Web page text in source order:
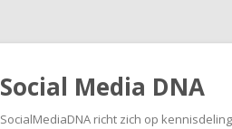
Social Media DNA
SocialMediaDNA richt zich op